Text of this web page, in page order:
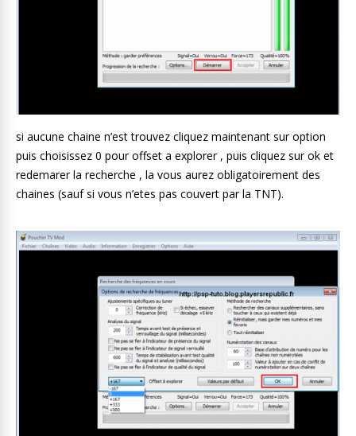
si aucune chaine n’est trouvez cliquez maintenant sur option
puis choisissez 0 pour offset a explorer , puis cliquez sur ok et
redemarer la recherche , la vous aurez obligatoirement des
chaines (sauf si vous n’etes pas couvert par la TNT).